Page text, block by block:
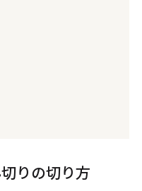
りの切り方